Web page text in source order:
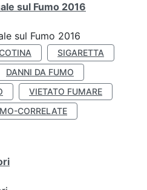
sul Fumo 2016
sul Fumo 2016
SIGARETTA
DANNI DA FUMO
VIETATO FUMARE
CORRELATE